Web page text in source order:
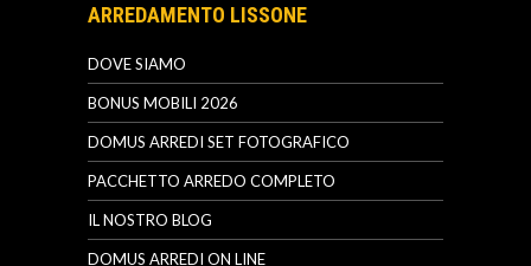
ARREDAMENTO LISSONE
DOVE SIAMO
BONUS MOBILI 2026
DOMUS ARREDI SET FOTOGRAFICO
PACCHETTO ARREDO COMPLETO
IL NOSTRO BLOG
DOMUS ARREDI ON LINE